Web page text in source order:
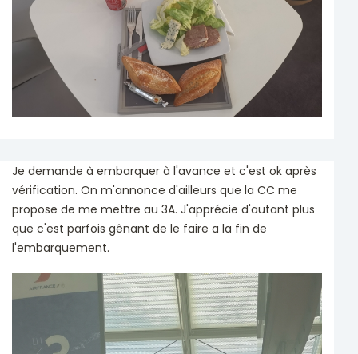
Je demande à embarquer à l'avance et c'est ok après
vérification. On m'annonce d'ailleurs que la CC me
propose de me mettre au 3A. J'apprécie d'autant plus
que c'est parfois gênant de le faire a la fin de
l'embarquement.